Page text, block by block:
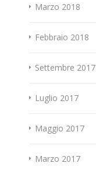
Marzo 2018
Febbraio 2018
Settembre 2017
Luglio 2017
Maggio 2017
Marzo 2017